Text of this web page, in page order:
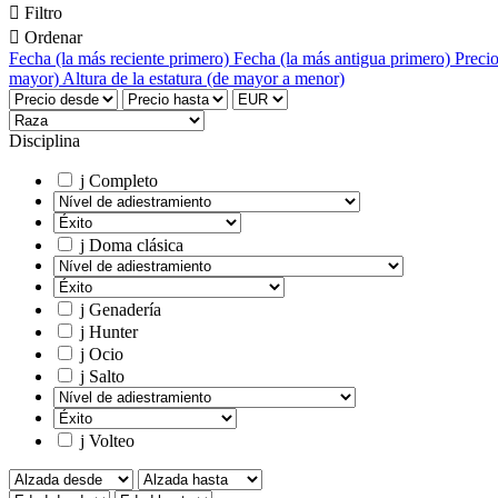
 Filtro
 Ordenar
Fecha (la más reciente primero) Fecha (la más antigua primero)
mayor) Altura de la estatura (de mayor a menor)
Disciplina
j Completo
j Doma clásica
j Genadería
j Hunter
j Ocio
j Salto
j Volteo